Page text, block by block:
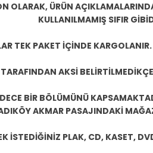
OLARAK, ÜRÜN
KULLANILMAMIŞ SIFIR
TEK PAKET İÇİNDE
AKSİ
BİR BÖLÜMÜNÜ
AKMAR PASAJINDAKİ
İSTEDİĞİNİZ PLAK, CD, KASET,